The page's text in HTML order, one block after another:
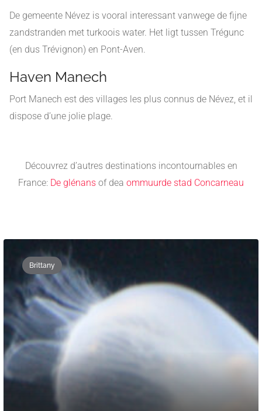
De gemeente Névez is vooral interessant vanwege de fijne
zandstranden met turkoois water. Het ligt tussen Trégunc
(en dus Trévignon) en Pont-Aven.
Haven Manech
Port Manech est des villages les plus connus de Névez, et il
dispose d’une jolie plage.
Découvrez d’autres destinations incontournables en
France: De glénans of dea ommuurde stad Concarneau
Brittany